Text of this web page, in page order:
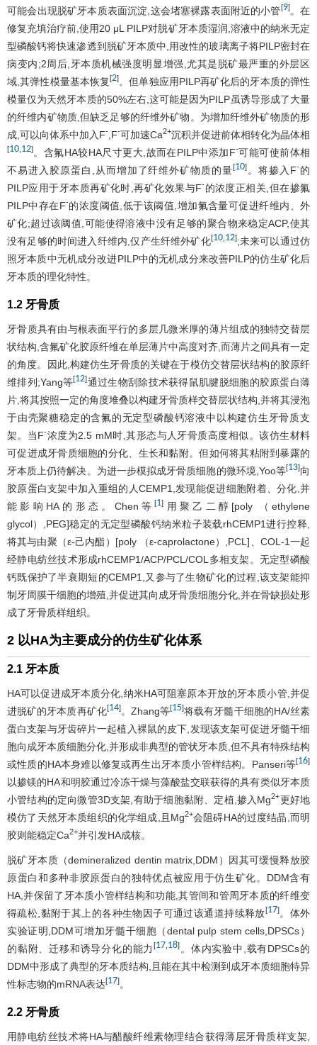
可能会出现脱矿牙本质表面沉淀,这会堵塞裸露表面附近的小管 [9]。在
修复充填治疗前,使用20 μL PILP对脱矿牙本质湿润,溶液中的纳米无定
型磷酸钙将快速渗透到脱矿牙本质中,用改性的玻璃离子将PILP密封在
病变内;2周后,牙本质机械强度明显增强,尤其是脱矿最严重的外层区
域,其弹性模量基本恢复[2] 。但单独应用PILP再矿化后的牙本质的弹性
模量仅为天然牙本质的50%左右,这可能是因为PILP虽诱导形成了大量
的纤维内矿物质,但缺乏足够的纤维外矿物。为增加纤维外矿物质的形
成,可以向体系中加入F- ,F-可加速Ca2+沉积并促进前体相转化为晶体相
[10,12] 。含氟HA较HA尺寸更大,故而在PILP中添加F-可能可使前体相
不易进入胶原蛋白,从而增加了纤维外矿物质的量[10] 。将掺入F-的
PILP应用于牙本质再矿化时,再矿化效果与F-的浓度正相关,但在掺氟
PILP中存在F-的浓度阈值,低于该阈值,增加氟含量可促进纤维内、外
矿化;超过该阈值,可能使得溶液中没有足够的聚合物来稳定ACP,使其
没有足够的时间进入纤维内,仅产生纤维外矿化[10,12];未来可以通过仿
照牙本质中无机成分改进PILP中的无机成分来改善PILP的仿生矿化后
牙本质的理化特性。
1.2 牙骨质
牙骨质具有由与根表面平行的多层几微米厚的薄片组成的独特交替层
状结构,含氟矿化胶原纤维在单层薄片中高度对齐,而薄片之间具有一定
的角度。因此,构建仿生牙骨质的关键在于模仿交替层状结构的胶原纤
维排列;Yang等[12]通过生物刮除技术获得鼠肌腱脱细胞的胶原蛋白薄
片,将其按照一定的角度堆叠以构建牙骨质样交替层状结构,并将其浸泡
于由壳聚糖稳定的含氟的无定型磷酸钙溶液中以构建仿生牙骨质支
架。当F-浓度为2.5 mM时,其形态与人牙骨质高度相似。该仿生材料
可促进成牙骨质细胞的分化、生长和黏附。但如何将其粘附到暴露的
牙本质上仍待解决。为进一步模拟成牙骨质细胞的微环境,Yoo等[13]向
胶原蛋白支架中加入重组的人CEMP1,发现能促进细胞附着、分化,并
能影响HA的形态。Chen等[1]
用聚乙二醇[poly （ethylene
glycol）,PEG]稳定的无定型磷酸钙纳米粒子装载rhCEMP1进行控释,
将其与由聚（ε-己内酯）[poly （ε-caprolactone）,PCL]、COL-1一起
经静电纺丝技术形成rhCEMP1/ACP/PCL/COL多相支架。无定型磷酸
钙既保护了半衰期短的CEMP1,又参与了生物矿化的过程,该支架能抑
制牙周膜干细胞的增殖,并促进其向成牙骨质细胞分化,并在骨缺损处形
成了牙骨质样组织。
2 以HA为主要成分的仿生矿化体系
2.1 牙本质
HA可以促进成牙本质分化,纳米HA可阻塞原本开放的牙本质小管,并促
进脱矿的牙本质再矿化[14]。Zhang等[15]将载有牙髓干细胞的HA/丝素
蛋白支架与牙齿碎片一起植入裸鼠的皮下,发现该支架可促进牙髓干细
胞向成牙本质细胞分化,并形成非典型的管状牙本质,但不具有特殊结构
或性质的HA本身难以修复或再生出牙本质小管样结构。Panseri等[16]
以掺镁的HA和明胶通过冷冻干燥与藻酸盐交联获得的具有类似牙本质
小管结构的定向微管3D支架,有助于细胞黏附、定植,掺入Mg2+更好地
模仿了天然牙本质组织的化学组成,且Mg2+会阻碍HA的过度结晶,而明
胶则能稳定Ca2+并引发HA成核。
脱矿牙本质（demineralized dentin matrix,DDM）因其可缓慢释放胶
原蛋白和多种非胶原蛋白的独特优点被应用于仿生矿化。DDM含有
HA,并保留了牙本质小管样结构和功能,其管间和管周牙本质的纤维变
得疏松,黏附于其上的各种生物因子可通过该通道持续释放[17]。体外
实验证明,DDM可增加牙髓干细胞（dental pulp stem cells,DPSCs）
的黏附、迁移和诱导分化的能力[17,18] 。体内实验中,载有DPSCs的
DDM中形成了典型的牙本质结构,且能在其中检测到成牙本质细胞特异
性标志物的mRNA表达[17] 。
2.2 牙骨质
用静电纺丝技术将HA与醋酸纤维素物理结合获得薄层牙骨质样支架,